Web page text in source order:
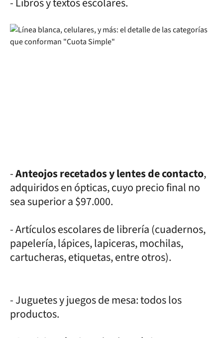
-Anteojos recetados y lentes de contacto,
adquiridos en ópticas, cuyo precio final no
sea superior a $97.000.
- Artículos escolares de librería (cuadernos,
papelería, lápices, lapiceras, mochilas,
cartucheras, etiquetas, entre otros).
- Juguetes y juegos de mesa: todos los
productos.